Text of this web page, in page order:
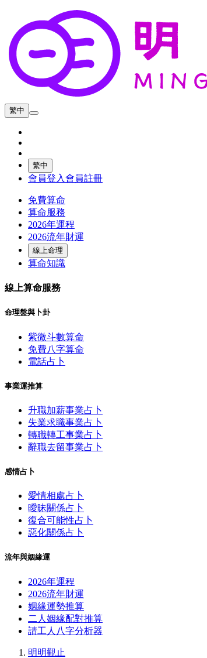
繁中
繁中
會員登入會員註冊
免費算命
算命服務
2026年運程
2026流年財運
線上命理
算命知識
線上算命服務
命理盤與卜卦
紫微斗數算命
免費八字算命
電話占卜
事業運推算
升職加薪事業占卜
失業求職事業占卜
轉職轉工事業占卜
辭職去留事業占卜
感情占卜
愛情相處占卜
曖昧關係占卜
復合可能性占卜
惡化關係占卜
流年與姻緣運
2026年運程
2026流年財運
姻緣運勢推算
二人姻緣配對推算
請工人八字分析器
明明觀止